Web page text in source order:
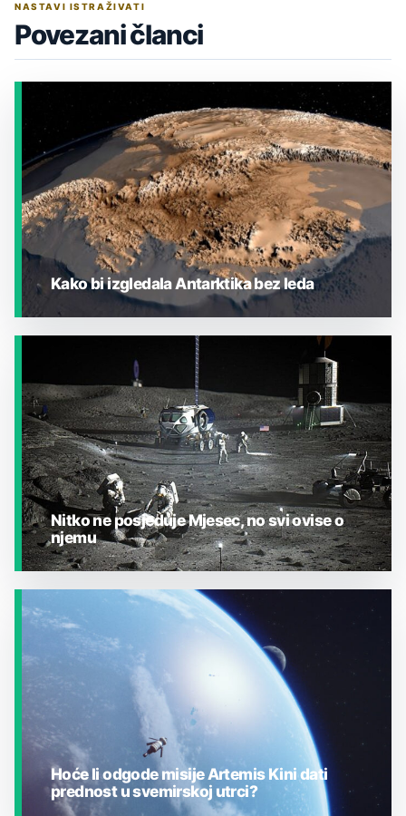
NASTAVI ISTRAŽIVATI
Povezani članci
JESTE LI ZNALI?
Kako bi izgledala Antarktika bez leda
JESTE LI ZNALI?
Nitko ne posjeduje Mjesec, no svi ovise o
njemu
Hoće li odgode misije Artemis Kini dati
prednost u svemirskoj utrci?